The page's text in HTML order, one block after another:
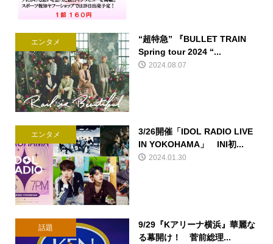
エンタメ
“超特急” 『BULLET TRAIN
Spring tour 2024 “...
2024.08.07
エンタメ
3/26開催「IDOL RADIO LIVE
IN YOKOHAMA」 INI初...
2024.01.30
話題
9/29『Kアリーナ横浜』華麗な
る幕開け！ 菅前総理...